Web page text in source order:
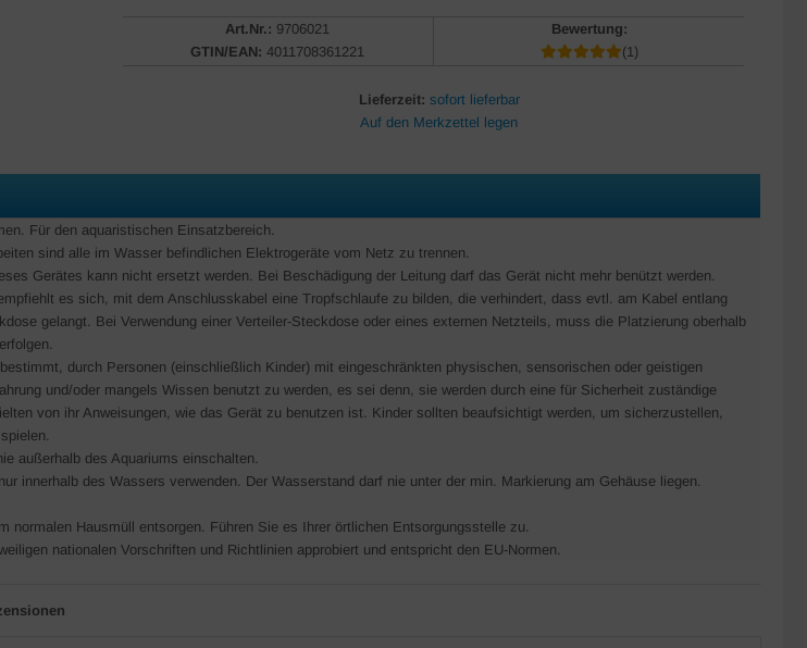
Art.Nr.: 9706021
GTIN/EAN: 4011708361221
Bewertung:
(1)
Lieferzeit: sofort lieferbar
Für den aquaristischen Einsatzbereich.
sind alle im Wasser befindlichen Elektrogeräte vom Netz zu trennen.
Gerätes kann nicht ersetzt werden. Bei Beschädigung der Leitung darf das Gerät nicht mehr benützt werden.
es sich, mit dem Anschlusskabel eine Tropfschlaufe zu bilden, die verhindert, dass evtl. am Kabel entlang
gelangt. Bei Verwendung einer Verteiler-Steckdose oder eines externen Netzteils, muss die Platzierung oberhalb
durch Personen (einschließlich Kinder) mit eingeschränkten physischen, sensorischen oder geistigen
und/oder mangels Wissen benutzt zu werden, es sei denn, sie werden durch eine für Sicherheit zuständige
von ihr Anweisungen, wie das Gerät zu benutzen ist. Kinder sollten beaufsichtigt werden, um sicherzustellen,
außerhalb des Aquariums einschalten.
innerhalb des Wassers verwenden. Der Wasserstand darf nie unter der min. Markierung am Gehäuse liegen.
normalen Hausmüll entsorgen. Führen Sie es Ihrer örtlichen Entsorgungsstelle zu.
nationalen Vorschriften und Richtlinien approbiert und entspricht den EU-Normen.